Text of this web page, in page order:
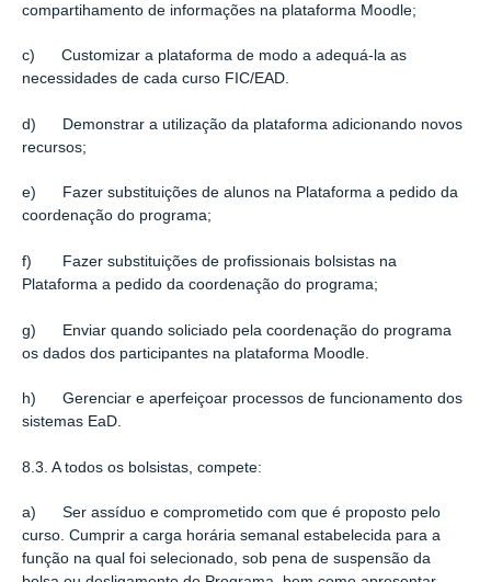
compartihamento de informações na plataforma Moodle;
c) Customizar a plataforma de modo a adequá-la as
necessidades de cada curso FIC/EAD.
d) Demonstrar a utilização da plataforma adicionando novos
recursos;
e) Fazer substituições de alunos na Plataforma a pedido da
coordenação do programa;
f) Fazer substituições de profissionais bolsistas na
Plataforma a pedido da coordenação do programa;
g) Enviar quando soliciado pela coordenação do programa
os dados dos participantes na plataforma Moodle.
h) Gerenciar e aperfeiçoar processos de funcionamento dos
sistemas EaD.
8.3. A todos os bolsistas, compete:
a) Ser assíduo e comprometido com que é proposto pelo
curso. Cumprir a carga horária semanal estabelecida para a
função na qual foi selecionado, sob pena de suspensão da